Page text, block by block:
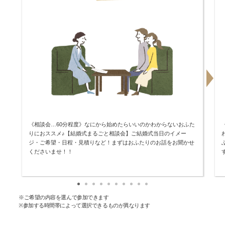
《相談会…60分程度》なにから始めたらいいのかわからないおふた
りにおススメ♪【結婚式まるごと相談会】ご結婚式当日のイメー
ジ・ご希望・日程・見積りなど！まずはおふたりのお話をお聞かせ
くださいませ！！
※ご希望の内容を選んで参加できます
※参加する時間帯によって選択できるものが異なります